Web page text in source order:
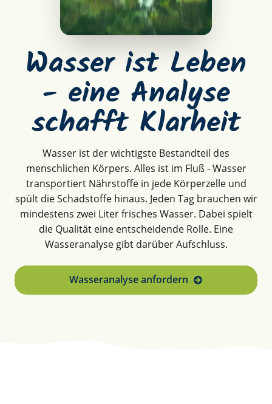
Wasser ist Leben
- eine Analyse
schafft Klarheit
Wasser ist der wichtigste Bestandteil des
menschlichen Körpers. Alles ist im Fluß - Wasser
transportiert Nährstoffe in jede Körperzelle und
spült die Schadstoffe hinaus. Jeden Tag brauchen wir
mindestens zwei Liter frisches Wasser. Dabei spielt
die Qualität eine entscheidende Rolle. Eine
Wasseranalyse gibt darüber Aufschluss.
Wasseranalyse anfordern